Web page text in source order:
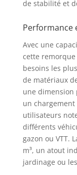
de stabilité et
Performance
Avec une
cette
besoins les
de matériaux
une
un chargement
utilisateurs
différents
gazon ou VTT.
m³, un atout
jardinage ou